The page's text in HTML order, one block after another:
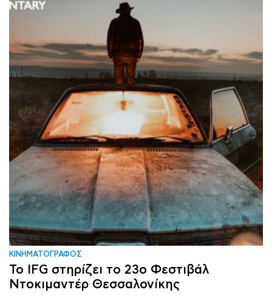
ΚΙΝΗΜΑΤΟΓΡΑΦΟΣ
Το IFG στηρίζει το 23ο Φεστιβάλ
Ντοκιμαντέρ Θεσσαλονίκης